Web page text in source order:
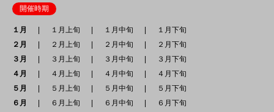
開催時期
１月 １月上旬 １月中旬
１月下旬
２月
２月上旬 ２月中旬
２月下旬
３月
３月上旬 ３月中旬
３月下旬
４月
４月上旬 ４月中旬
４月下旬
５月
５月上旬 ５月中旬
５月下旬
６月
６月上旬 ６月中旬
６月下旬